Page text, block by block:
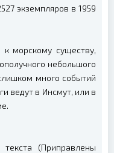
экземпляров в 1959
морскому существу,
небольшого
много событий
ведут в Инсмут, или в
(Приправлены